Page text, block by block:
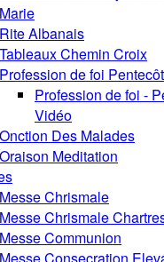
Marie
Rite Albanais
Tableaux Chemin Croix
Profession de foi
Profession de foi -
Vidéo
Onction Des Malades
Oraison Meditation
Messe Chrismale
Messe Chrismale
Messe Communion